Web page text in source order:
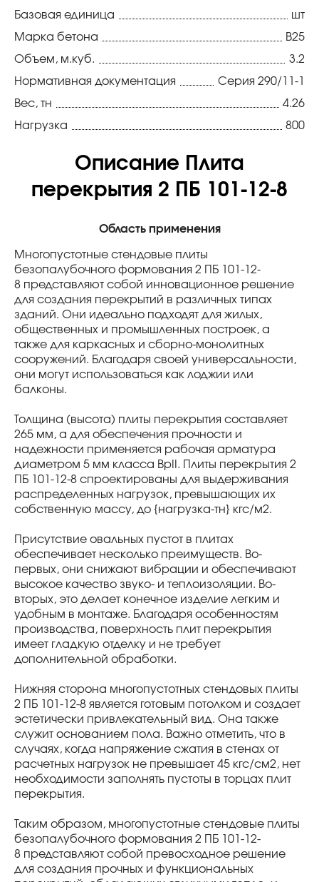
Базовая единица
шт
Марка бетона
В25
Объем, м.куб.
3.2
Нормативная документация
Серия 290/11-1
Вес, тн
4.26
Нагрузка
800
Описание Плита
перекрытия 2 ПБ 101-12-8
Область применения
Многопустотные стендовые плиты
безопалубочного формования 2 ПБ 101-12-
8 представляют собой инновационное решение
для создания перекрытий в различных типах
зданий. Они идеально подходят для жилых,
общественных и промышленных построек, а
также для каркасных и сборно-монолитных
сооружений. Благодаря своей универсальности,
они могут использоваться как лоджии или
балконы.
Толщина (высота) плиты перекрытия составляет
265 мм, а для обеспечения прочности и
надежности применяется рабочая арматура
диаметром 5 мм класса BpII. Плиты перекрытия 2
ПБ 101-12-8 спроектированы для выдерживания
распределенных нагрузок, превышающих их
собственную массу, до {нагрузка-тн} кгс/м2.
Присутствие овальных пустот в плитах
обеспечивает несколько преимуществ. Во-
первых, они снижают вибрации и обеспечивают
высокое качество звуко- и теплоизоляции. Во-
вторых, это делает конечное изделие легким и
удобным в монтаже. Благодаря особенностям
производства, поверхность плит перекрытия
имеет гладкую отделку и не требует
дополнительной обработки.
Нижняя сторона многопустотных стендовых плиты
2 ПБ 101-12-8 является готовым потолком и создает
эстетически привлекательный вид. Она также
служит основанием пола. Важно отметить, что в
случаях, когда напряжение сжатия в стенах от
расчетных нагрузок не превышает 45 кгс/см2, нет
необходимости заполнять пустоты в торцах плит
перекрытия.
Таким образом, многопустотные стендовые плиты
безопалубочного формования 2 ПБ 101-12-
8 представляют собой превосходное решение
для создания прочных и функциональных